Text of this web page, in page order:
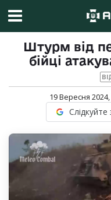
Штурм від
бійці
19 Вересня 2024,